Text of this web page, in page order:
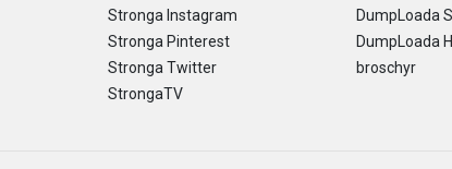
Stronga Instagram
Stronga Pinterest
Stronga Twitter
StrongaTV
DumpLoada
DumpLoada
broschyr